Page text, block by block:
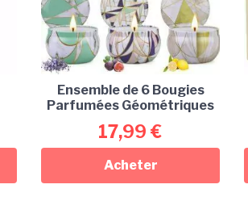
Ensemble de 6 Bougies
Parfumées Géométriques
17,99 €
Acheter